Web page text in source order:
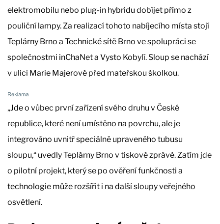
elektromobilu nebo plug-in hybridu dobíjet přímo z
pouliční lampy. Za realizací tohoto nabíjecího místa stojí
Teplárny Brno a Technické sítě Brno ve spolupráci se
společnostmi inChaNet a Vysto Kobylí. Sloup se nachází
v ulici Marie Majerové před mateřskou školkou.
„Jde o vůbec první zařízení svého druhu v České
republice, které není umístěno na povrchu, ale je
integrováno uvnitř speciálně upraveného tubusu
sloupu,“ uvedly Teplárny Brno v tiskové zprávě. Zatím jde
o pilotní projekt, který se po ověření funkčnosti a
technologie může rozšířit i na další sloupy veřejného
osvětlení.